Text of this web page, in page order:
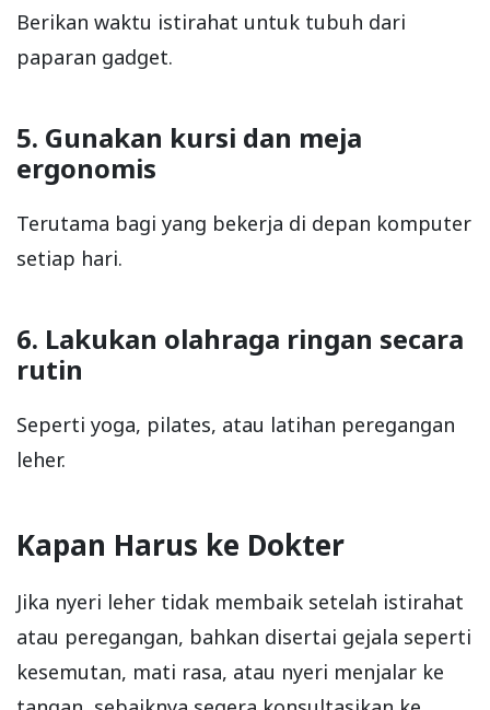
Berikan waktu istirahat untuk tubuh dari
paparan gadget.
5. Gunakan kursi dan meja
ergonomis
Terutama bagi yang bekerja di depan komputer
setiap hari.
6. Lakukan olahraga ringan secara
rutin
Seperti yoga, pilates, atau latihan peregangan
leher.
Kapan Harus ke Dokter
Jika nyeri leher tidak membaik setelah istirahat
atau peregangan, bahkan disertai gejala seperti
kesemutan, mati rasa, atau nyeri menjalar ke